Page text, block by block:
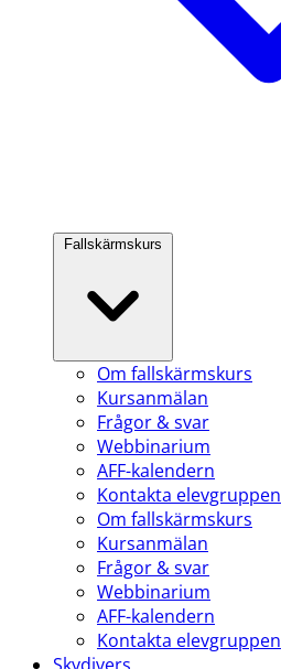
Fallskärmskurs
Om fallskärmskurs
Kursanmälan
Frågor & svar
Webbinarium
AFF-kalendern
Kontakta elevgruppen
Om fallskärmskurs
Kursanmälan
Frågor & svar
Webbinarium
AFF-kalendern
Kontakta elevgruppen